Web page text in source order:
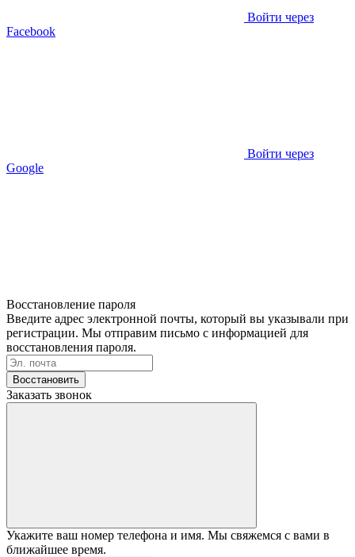
Войти через
Facebook
Войти через
Google
Восстановление пароля
Введите адрес электронной почты, который вы указывали при
регистрации. Мы отправим письмо с информацией для
восстановления пароля.
Восстановить
Заказать звонок
Укажите ваш номер телефона и имя. Мы свяжемся с вами в
ближайшее время.